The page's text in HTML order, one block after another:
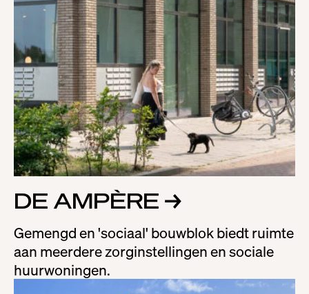
DE AMPÈRE →
Gemengd en 'sociaal' bouwblok biedt ruimte
aan meerdere zorginstellingen en sociale
huurwoningen.